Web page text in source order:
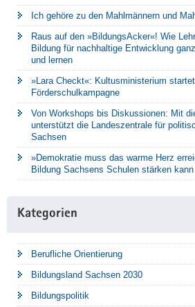
Ich gehöre zu den Mahlmännern und
Raus auf den »BildungsAcker«! Wie
Bildung für nachhaltige Entwicklung
und lernen
»Lara Checkt«: Kultusministerium
Förderschulkampagne
Von Workshops bis Diskussionen: Mit
unterstützt die Landeszentrale für
Sachsen
»Demokratie muss das warme Herz
Bildung Sachsens Schulen stärken kann
Kategorien
Berufliche Orientierung
Bildungsland Sachsen 2030
Bildungspolitik